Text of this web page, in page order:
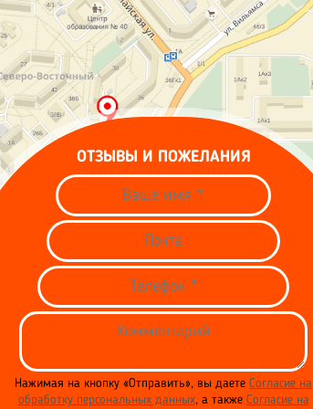
ОТЗЫВЫ И ПОЖЕЛАНИЯ
Нажимая на кнопку «Отправить», вы даете Согласие на
обработку персональных данных, а также Согласие на